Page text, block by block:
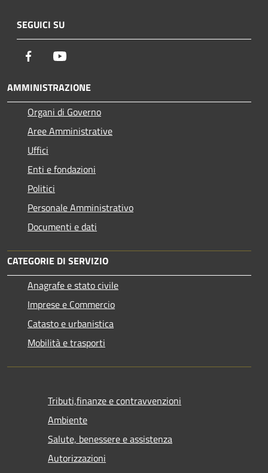
SEGUICI SU
Facebook
AMMINISTRAZIONE
Organi di Governo
Aree Amministrative
Uffici
Enti e fondazioni
Politici
Personale Amministrativo
Documenti e dati
CATEGORIE DI SERVIZIO
Anagrafe e stato civile
Imprese e Commercio
Catasto e urbanistica
Mobilità e trasporti
Tributi,finanze e contravvenzioni
Ambiente
Salute, benessere e assistenza
Autorizzazioni